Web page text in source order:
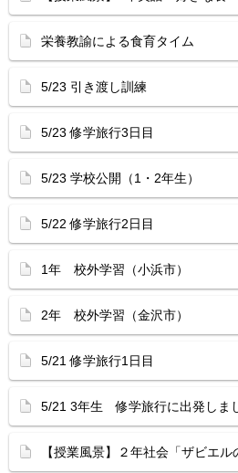
栄養教諭による食育タイム
5/23 引き渡し訓練
5/23 修学旅行3日目
5/23 学校公開（1・2年生）
5/22 修学旅行2日目
1年 校外学習（小浜市）
2年 校外学習（金沢市）
5/21 修学旅行1日目
5/21 3年生 修学旅行に出発しま
【授業風景】２年社会「ザビエル